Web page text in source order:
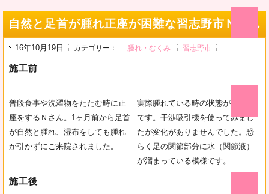
自然と足首が腫れ正座が困難な習志野市Ｎさん
16年10月19日 カテゴリー： 腫れ・むくみ 習志野市
施工前
普段食事や洗濯物をたたむ時に正
座をするＮさん。1ヶ月前から足首
が自然と腫れ、湿布をしても腫れ
が引かずにご来院されました。
実際腫れている時の状態がこちら
です。干渉吸引機を使ってみまし
たが変化がありませんでした。恐
らく足の関節部分に水（関節液）
が溜まっている模様です。
施工後